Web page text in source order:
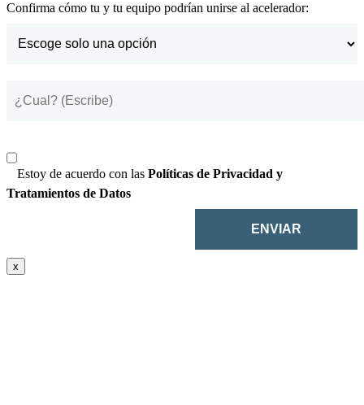
Confirma cómo tu y tu equipo podrían unirse al acelerador:
Estoy de acuerdo con las Políticas de Privacidad y
Tratamientos de Datos
x